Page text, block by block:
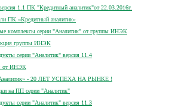
1.1 ПК "Кредитный аналитик"от 22.03.2016г.
ПК «Кредитный аналитик»
комплексы серии "Аналитик" от группы ИНЭК
группы ИНЭК
серии "Аналитик" версия 11.4
от ИНЭК
Аналитик» - 20 ЛЕТ УСПЕХА НА РЫНКЕ !
на ПП серии "Аналитик"
серии "Аналитик" версия 11.3